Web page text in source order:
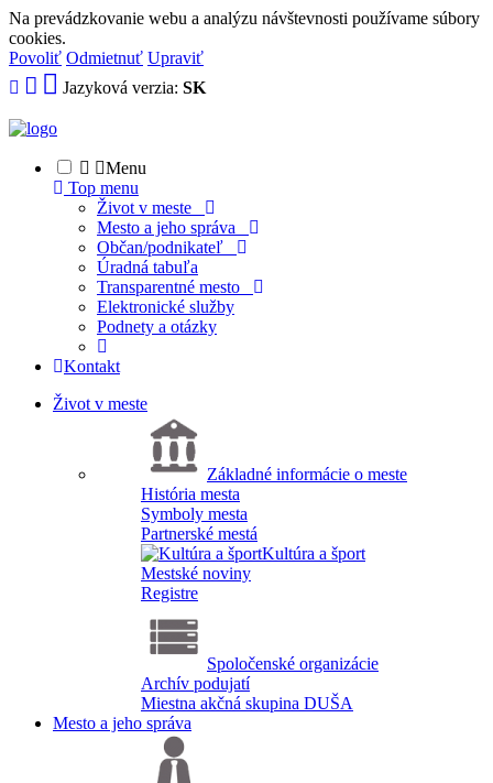
Na prevádzkovanie webu a analýzu návštevnosti používame súbory
cookies.
Povoliť Odmietnuť Upraviť
Jazyková verzia: SK
Menu
Top menu
Život v meste
Mesto a jeho správa
Občan/podnikateľ
Úradná tabuľa
Transparentné mesto
Elektronické služby
Podnety a otázky
Kontakt
Život v meste
Základné informácie o meste
História mesta
Symboly mesta
Partnerské mestá
Kultúra a šport
Mestské noviny
Registre
Spoločenské organizácie
Archív podujatí
Miestna akčná skupina DUŠA
Mesto a jeho správa